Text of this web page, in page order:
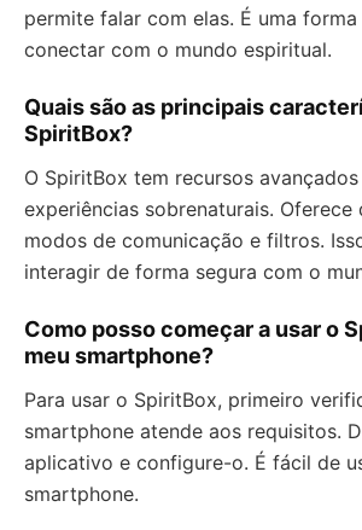
permite falar com elas. É uma
conectar com o mundo espiritual.
Quais são as principais
SpiritBox?
O SpiritBox tem recursos
experiências sobrenaturais. Oferece
modos de comunicação e filtros.
interagir de forma segura com o
Como posso começar a usar o
meu smartphone?
Para usar o SpiritBox, primeiro
smartphone atende aos requisitos.
aplicativo e configure-o. É fácil de
smartphone.